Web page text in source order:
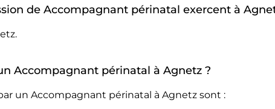
de Accompagnant périnatal exercent à
Accompagnant périnatal à Agnetz ?
un Accompagnant périnatal à Agnetz sont :